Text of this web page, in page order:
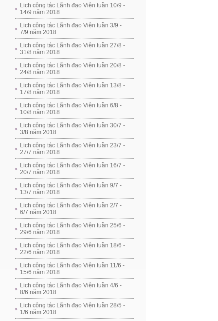
Lịch công tác Lãnh đạo Viện tuần 10/9 -
14/9 năm 2018
Lịch công tác Lãnh đạo Viện tuần 3/9 -
7/9 năm 2018
Lịch công tác Lãnh đạo Viện tuần 27/8 -
31/8 năm 2018
Lịch công tác Lãnh đạo Viện tuần 20/8 -
24/8 năm 2018
Lịch công tác Lãnh đạo Viện tuần 13/8 -
17/8 năm 2018
Lịch công tác Lãnh đạo Viện tuần 6/8 -
10/8 năm 2018
Lịch công tác Lãnh đạo Viện tuần 30/7 -
3/8 năm 2018
Lịch công tác Lãnh đạo Viện tuần 23/7 -
27/7 năm 2018
Lịch công tác Lãnh đạo Viện tuần 16/7 -
20/7 năm 2018
Lịch công tác Lãnh đạo Viện tuần 9/7 -
13/7 năm 2018
Lịch công tác Lãnh đạo Viện tuần 2/7 -
6/7 năm 2018
Lịch công tác Lãnh đạo Viện tuần 25/6 -
29/6 năm 2018
Lịch công tác Lãnh đạo Viện tuần 18/6 -
22/6 năm 2018
Lịch công tác Lãnh đạo Viện tuần 11/6 -
15/6 năm 2018
Lịch công tác Lãnh đạo Viện tuần 4/6 -
8/6 năm 2018
Lịch công tác Lãnh đạo Viện tuần 28/5 -
1/6 năm 2018